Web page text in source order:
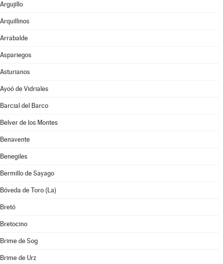
Argujillo
Arquillinos
Arrabalde
Aspariegos
Asturianos
Ayoó de Vidriales
Barcial del Barco
Belver de los Montes
Benavente
Benegiles
Bermillo de Sayago
Bóveda de Toro (La)
Bretó
Bretocino
Brime de Sog
Brime de Urz